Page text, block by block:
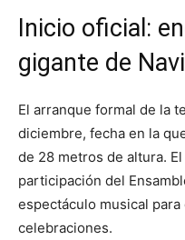
Inicio oficial:
gigante de
El arranque formal de la
diciembre, fecha en la
de 28 metros de altura.
participación del
espectáculo musical
celebraciones.